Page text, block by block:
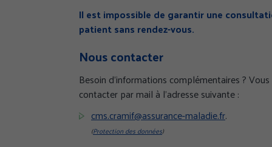
Il est impossible de garantir une
patient sans rendez-vous.
Nous contacter
Besoin d’informations complémentaires ?
contacter par mail à l’adresse suivante :
cms.cramif@assurance-maladie.fr.
(Protection des données)